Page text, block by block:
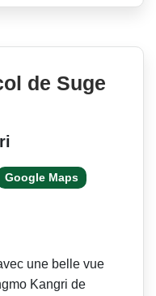
de Suge
Google Maps
une belle vue
Kangri de